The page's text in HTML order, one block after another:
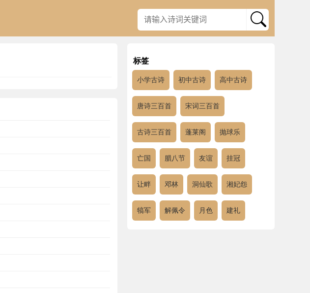
标签
小学古诗 初中古诗 高中古诗
唐诗三百首 宋词三百首
古诗三百首 蓬莱阁 抛球乐
亡国 腊八节 友谊 挂冠
让畔 邓林 洞仙歌 湘妃怨
犒军 解佩令 月色 建礼